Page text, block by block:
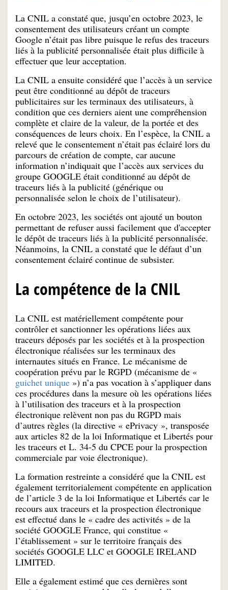
La CNIL a constaté que, jusqu’en octobre 2023, le
consentement des utilisateurs créant un compte
Google n’était pas libre puisque le refus des traceurs
liés à la publicité personnalisée était plus difficile à
effectuer que leur acceptation.
La CNIL a ensuite considéré que l’accès à un service
peut être conditionné au dépôt de traceurs
publicitaires sur les terminaux des utilisateurs, à
condition que ces derniers aient une compréhension
complète et claire de la valeur, de la portée et des
conséquences de leurs choix. En l’espèce, la CNIL a
relevé que le consentement n’était pas éclairé lors du
parcours de création de compte, car aucune
information n’indiquait que l’accès aux services du
groupe GOOGLE était conditionné au dépôt de
traceurs liés à la publicité (générique ou
personnalisée selon le choix de l’utilisateur).
En octobre 2023, les sociétés ont ajouté un bouton
permettant de refuser aussi facilement que d'accepter
le dépôt de traceurs liés à la publicité personnalisée.
Néanmoins, la CNIL a constaté que le défaut d’un
consentement éclairé continue de subsister.
La compétence de la CNIL
La CNIL est matériellement compétente pour
contrôler et sanctionner les opérations liées aux
traceurs déposés par les sociétés et à la prospection
électronique réalisées sur les terminaux des
internautes situés en France. Le mécanisme de
coopération prévu par le RGPD (mécanisme de «
guichet unique ») n’a pas vocation à s’appliquer dans
ces procédures dans la mesure où les opérations liées
à l’utilisation des traceurs et à la prospection
électronique relèvent non pas du RGPD mais
d’autres règles (la directive « ePrivacy », transposée
aux articles 82 de la loi Informatique et Libertés pour
les traceurs et L. 34-5 du CPCE pour la prospection
commerciale par voie électronique).
La formation restreinte a considéré que la CNIL est
également territorialement compétente en application
de l’article 3 de la loi Informatique et Libertés car le
recours aux traceurs et la prospection électronique
est effectué dans le « cadre des activités » de la
société GOOGLE France, qui constitue «
l’établissement » sur le territoire français des
sociétés GOOGLE LLC et GOOGLE IRELAND
LIMITED.
Elle a également estimé que ces dernières sont